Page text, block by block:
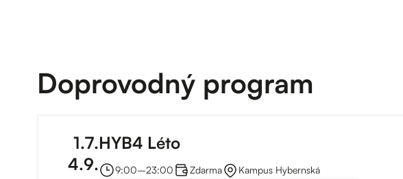
Doprovodný program
1.7.
4.9.
HYB4 Léto
9:00–⁠23:00 Zdarma Kampus Hybernská